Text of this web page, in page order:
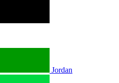
Jordan